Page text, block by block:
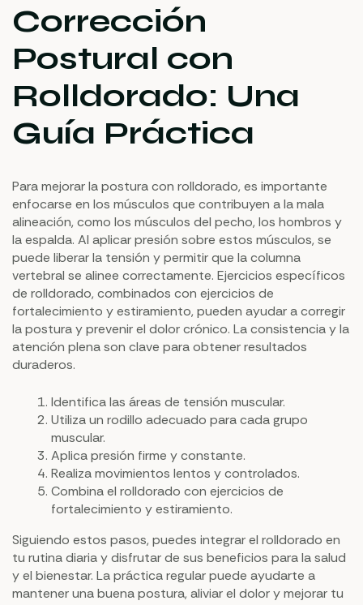
Corrección
Postural con
Rolldorado: Una
Guía Práctica
Para mejorar la postura con rolldorado, es importante
enfocarse en los músculos que contribuyen a la mala
alineación, como los músculos del pecho, los hombros y
la espalda. Al aplicar presión sobre estos músculos, se
puede liberar la tensión y permitir que la columna
vertebral se alinee correctamente. Ejercicios específicos
de rolldorado, combinados con ejercicios de
fortalecimiento y estiramiento, pueden ayudar a corregir
la postura y prevenir el dolor crónico. La consistencia y la
atención plena son clave para obtener resultados
duraderos.
Identifica las áreas de tensión muscular.
Utiliza un rodillo adecuado para cada grupo
muscular.
Aplica presión firme y constante.
Realiza movimientos lentos y controlados.
Combina el rolldorado con ejercicios de
fortalecimiento y estiramiento.
Siguiendo estos pasos, puedes integrar el rolldorado en
tu rutina diaria y disfrutar de sus beneficios para la salud
y el bienestar. La práctica regular puede ayudarte a
mantener una buena postura, aliviar el dolor y mejorar tu